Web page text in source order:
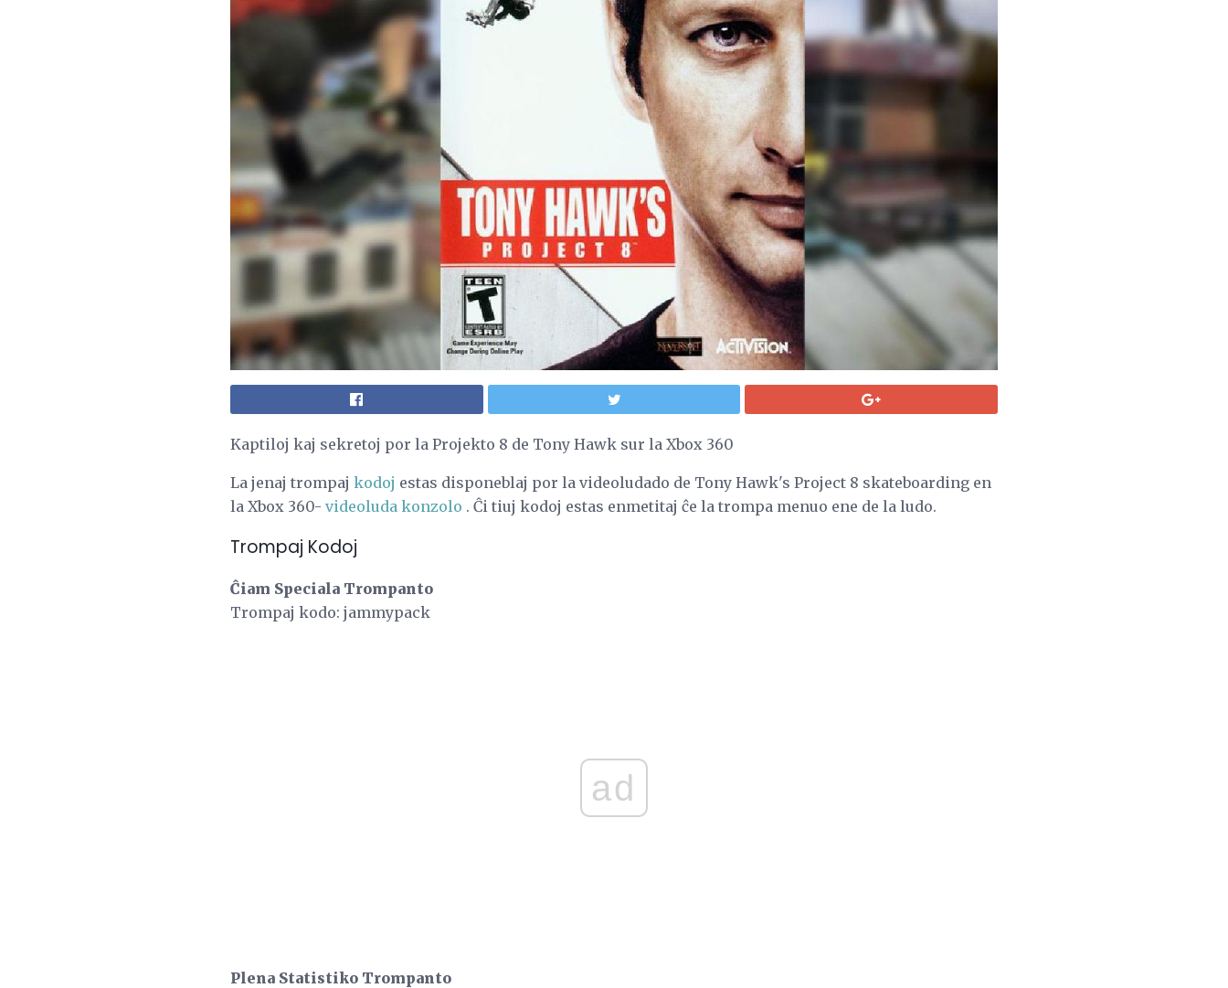
Kaptiloj kaj sekretoj por la Projekto 8 de Tony Hawk sur la Xbox 360
La jenaj trompaj kodoj estas disponeblaj por la videoludado de Tony Hawk's Project 8 skateboarding en
la Xbox 360- videoluda konzolo . Ĉi tiuj kodoj estas enmetitaj ĉe la trompa menuo ene de la ludo.
Trompaj Kodoj
Ĉiam Speciala Trompanto
Trompaj kodo: jammypack
ad
Plena Statistiko Trompanto